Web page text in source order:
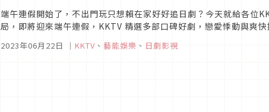
端午連假開始了，不出門玩只想賴在家好好追日劇？今天就給各位
局，即將迎來端午連假，KKTV 精選多部口碑好劇，戀愛悸動與爽
2023年06月22日 ｜ KKTV 、 藝能娛樂 、 日劇影視